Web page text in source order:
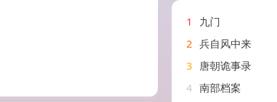
1
九门
2 兵自风中来
3 唐朝诡事录
4 南部档案